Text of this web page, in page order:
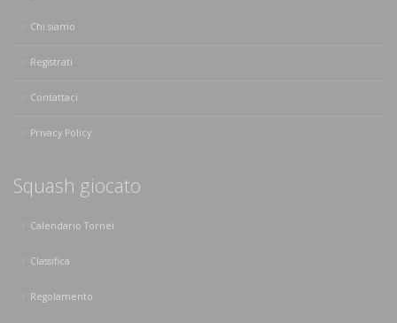
Chi siamo
Registrati
Contattaci
Privacy Policy
Squash giocato
Calendario Tornei
Classifica
Regolamento